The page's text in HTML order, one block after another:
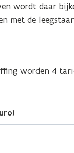
wordt daar
met de
worden 4